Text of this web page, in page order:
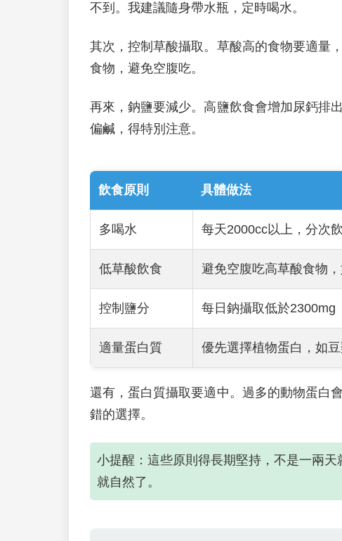
不到。我建議隨身帶水瓶，定時喝水。
其次，控制草酸攝取。草酸高的食物要適量
食物，避免空腹吃。
再來，鈉鹽要減少。高鹽飲食會增加尿鈣排
偏鹹，得特別注意。
飲食原則 具體做法
多喝水 每天2000cc以上，分次
低草酸飲食 避免空腹吃高草酸食物
控制鹽分 每日鈉攝取低於2300mg
適量蛋白質 優先選擇植物蛋白，如
還有，蛋白質攝取要適中。過多的動物蛋白
錯的選擇。
小提醒：這些原則得長期堅持，不是一兩
就自然了。